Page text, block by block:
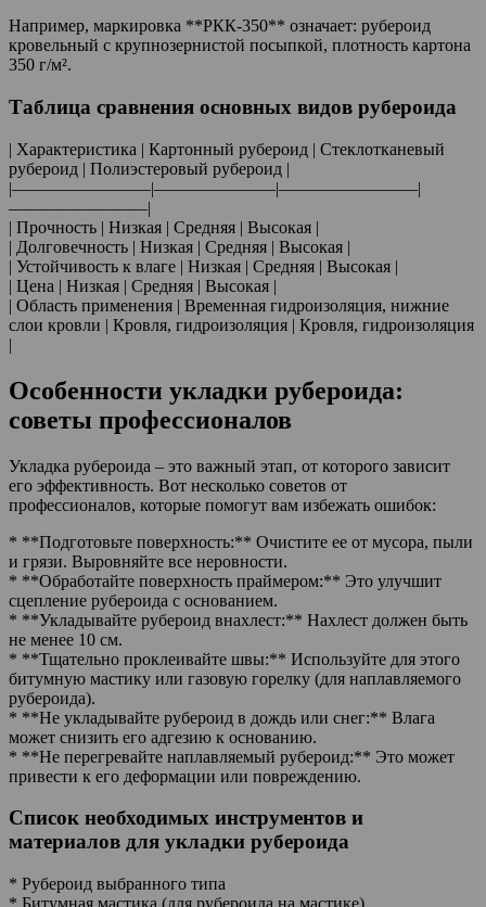
Например, маркировка **РКК-350** означает: рубероид
кровельный с крупнозернистой посыпкой, плотность картона
350 г/м².
Таблица сравнения основных видов рубероида
| Характеристика | Картонный рубероид | Стеклотканевый
рубероид | Полиэстеровый рубероид |
|————————|———————|————————|
————————|
| Прочность | Низкая | Средняя | Высокая |
| Долговечность | Низкая | Средняя | Высокая |
| Устойчивость к влаге | Низкая | Средняя | Высокая |
| Цена | Низкая | Средняя | Высокая |
| Область применения | Временная гидроизоляция, нижние
слои кровли | Кровля, гидроизоляция | Кровля, гидроизоляция
|
Особенности укладки рубероида:
советы профессионалов
Укладка рубероида – это важный этап, от которого зависит
его эффективность. Вот несколько советов от
профессионалов, которые помогут вам избежать ошибок:
* **Подготовьте поверхность:** Очистите ее от мусора, пыли
и грязи. Выровняйте все неровности.
* **Обработайте поверхность праймером:** Это улучшит
сцепление рубероида с основанием.
* **Укладывайте рубероид внахлест:** Нахлест должен быть
не менее 10 см.
* **Тщательно проклеивайте швы:** Используйте для этого
битумную мастику или газовую горелку (для наплавляемого
рубероида).
* **Не укладывайте рубероид в дождь или снег:** Влага
может снизить его адгезию к основанию.
* **Не перегревайте наплавляемый рубероид:** Это может
привести к его деформации или повреждению.
Список необходимых инструментов и
материалов для укладки рубероида
* Рубероид выбранного типа